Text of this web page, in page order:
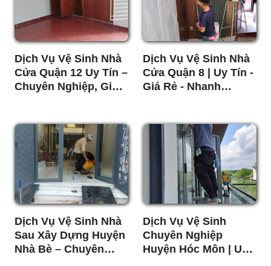
Dịch Vụ Vệ Sinh Nhà
Cửa Quận 12 Uy Tín –
Chuyên Nghiệp, Giá
Dịch Vụ Vệ Sinh Nhà
Cửa Quận 8 | Uy Tín -
Giá Rẻ - Nhanh
Dịch Vụ Vệ Sinh Nhà
Sau Xây Dựng Huyện
Nhà Bè – Chuyên
Dịch Vụ Vệ Sinh
Chuyên Nghiệp
Huyện Hóc Môn | Uy